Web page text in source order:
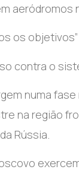
aeródromos
os
contra o
numa
na região
Rússia.